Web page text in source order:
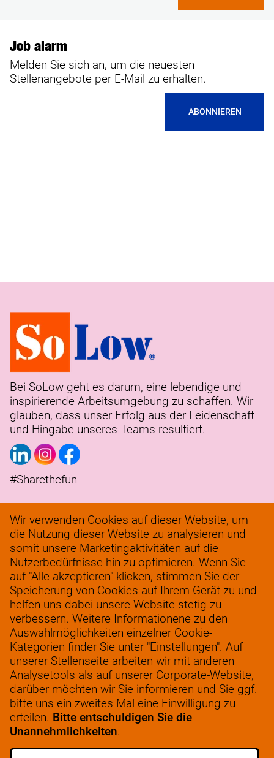
Job alarm
Melden Sie sich an, um die neuesten
Stellenangebote per E-Mail zu erhalten.
ABONNIEREN
Bei SoLow geht es darum, eine lebendige und
inspirierende Arbeitsumgebung zu schaffen. Wir
glauben, dass unser Erfolg aus der Leidenschaft
und Hingabe unseres Teams resultiert.
#Sharethefun
Geschäfte
Logistik
Servicebüro
Verantwortungsvolles Unternehmertum
FAQ
werkenbij@solow.nl
+ 31 345 62 14 32
STELLENANGEBOTE
Wir verwenden Cookies auf dieser Website, um
die Nutzung dieser Website zu analysieren und
somit unsere Marketingaktivitäten auf die
Nutzerbedürfnisse hin zu optimieren. Wenn Sie
auf "Alle akzeptieren" klicken, stimmen Sie der
Speicherung von Cookies auf Ihrem Gerät zu und
helfen uns dabei unsere Website stetig zu
verbessern. Weitere Informationene zu den
Auswahlmöglichkeiten einzelner Cookie-
Kategorien finder Sie unter "Einstellungen". Auf
unserer Stellenseite arbeiten wir mit anderen
Analysetools als auf unserer Corporate-Website,
darüber möchten wir Sie informieren und Sie ggf.
bitte uns ein zweites Mal eine Einwilligung zu
erteilen. Bitte entschuldigen Sie die
Unannehmlichkeiten.